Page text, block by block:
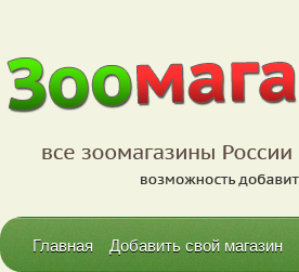
Главная Добавить свой магазин